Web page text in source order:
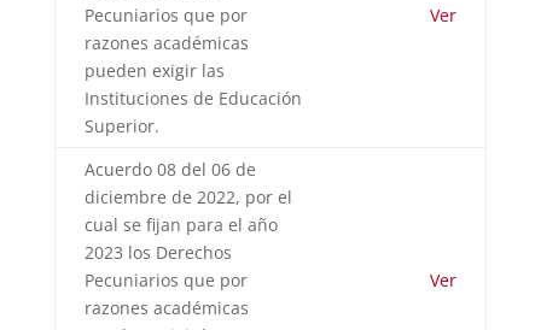
Pecuniarios que por
razones académicas
pueden exigir las
Instituciones de Educación
Superior.
Ver
Acuerdo 08 del 06 de
diciembre de 2022, por el
cual se fijan para el año
2023 los Derechos
Pecuniarios que por
razones académicas
Ver